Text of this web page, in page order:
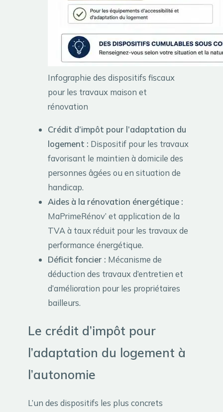
Infographie des dispositifs fiscaux
pour les travaux maison et
rénovation
Crédit d’impôt pour l’adaptation du
logement : Dispositif pour les travaux
favorisant le maintien à domicile des
personnes âgées ou en situation de
handicap.
Aides à la rénovation énergétique :
MaPrimeRénov’ et application de la
TVA à taux réduit pour les travaux de
performance énergétique.
Déficit foncier : Mécanisme de
déduction des travaux d’entretien et
d’amélioration pour les propriétaires
bailleurs.
Le crédit d’impôt pour
l’adaptation du logement à
l’autonomie
L’un des dispositifs les plus concrets